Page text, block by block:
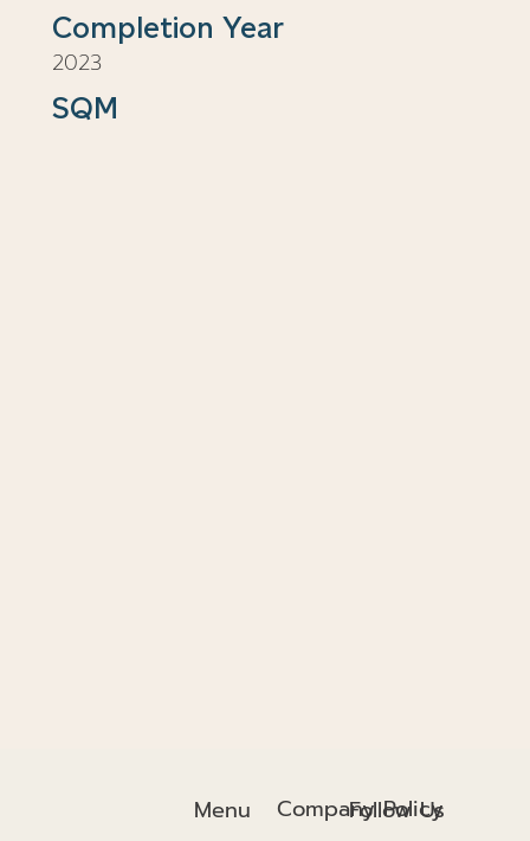
Completion Year
2023
SQM
Menu
Follow Us
Company Policy